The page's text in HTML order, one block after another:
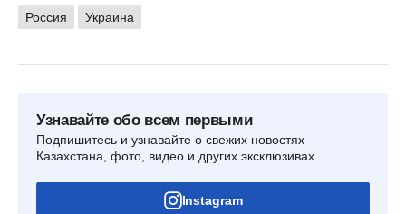
Россия Украина
Узнавайте обо всем первыми
Подпишитесь и узнавайте о свежих новостях
Казахстана, фото, видео и других эксклюзивах
Instagram